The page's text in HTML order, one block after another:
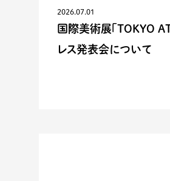
2026.07.01
国際美術展「TOKYO
レス発表会について